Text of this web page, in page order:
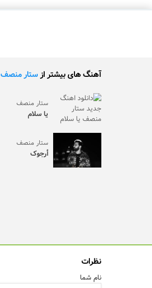
آهنگ های بیشتر ازستار منصف
ستار منصف
یا سلام
ستار منصف
أرجوک
نظرات
نام شما